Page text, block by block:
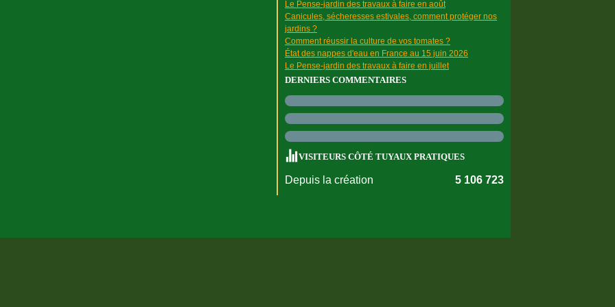
Le Pense-jardin des travaux à faire en août
Canicules, sécheresses estivales, comment protéger nos
jardins ?
Comment réussir la culture de vos tomates ?
État des nappes d'eau en France au 15 juin 2026
Le Pense-jardin des travaux à faire en juillet
DERNIERS COMMENTAIRES
VISITEURS CÔTÉ TUYAUX PRATIQUES
Depuis la création 5 106 723